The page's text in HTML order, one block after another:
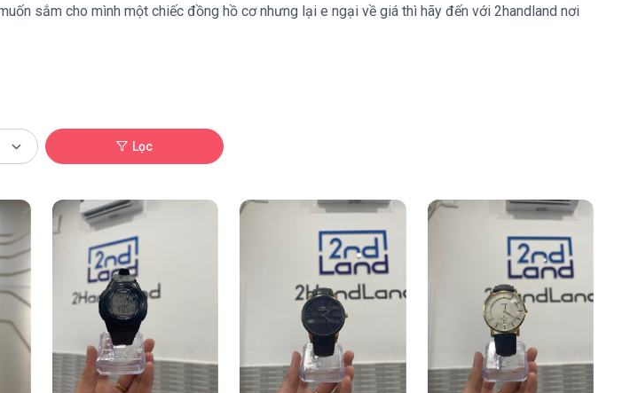
sắm cho mình một chiếc đồng hồ cơ nhưng lại e ngại về giá thì hãy đến với 2handland nơi
Lọc